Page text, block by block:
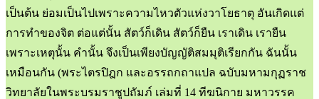
เป็นต้น ย่อมเป็นไปเพราะความไหวตัวแห่งวาโยธาตุ อันเกิดแต่
การทำของจิต ต่อแต่นั้น สัตว์ก็เดิน สัตว์ก็ยืน เราเดิน เรายืน
เพราะเหตุนั้น คำนั้น จึงเป็นเพียงบัญญัติสมมุติเรียกกัน ฉันนั้น
เหมือนกัน (พระไตรปิฎก และอรรถกถาแปล ฉบับมหามกุฏราช
วิทยาลัยในพระบรมราชูปถัมภ์ เล่มที่ 14 ทีฆนิกาย มหาวรรค